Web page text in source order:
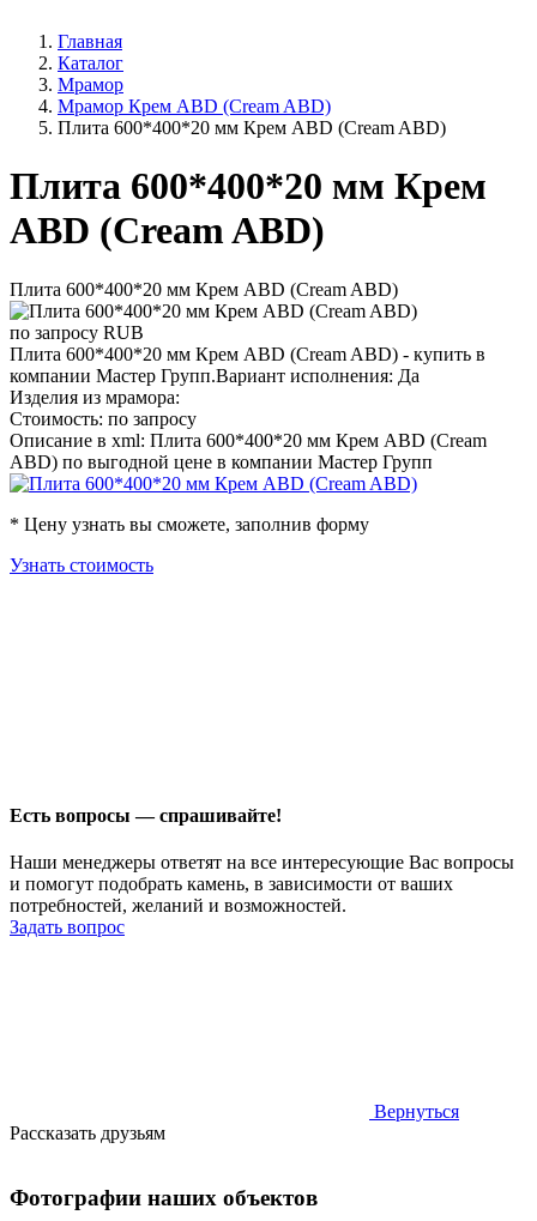
Главная
Каталог
Мрамор
Мрамор Крем ABD (Cream ABD)
Плита 600*400*20 мм Крем ABD (Cream ABD)
Плита 600*400*20 мм Крем
ABD (Cream ABD)
Плита 600*400*20 мм Крем ABD (Cream ABD)
по запросу RUB
Плита 600*400*20 мм Крем ABD (Cream ABD) - купить в
компании Мастер Групп.Вариант исполнения: Да
Изделия из мрамора:
Стоимость: по запросу
Описание в xml: Плита 600*400*20 мм Крем ABD (Cream
ABD) по выгодной цене в компании Мастер Групп
* Цену узнать вы сможете, заполнив форму
Узнать стоимость
Есть вопросы — спрашивайте!
Наши менеджеры ответят на все интересующие Вас вопросы
и помогут подобрать камень, в зависимости от ваших
потребностей, желаний и возможностей.
Задать вопрос
Вернуться
Рассказать друзьям
Фотографии наших объектов